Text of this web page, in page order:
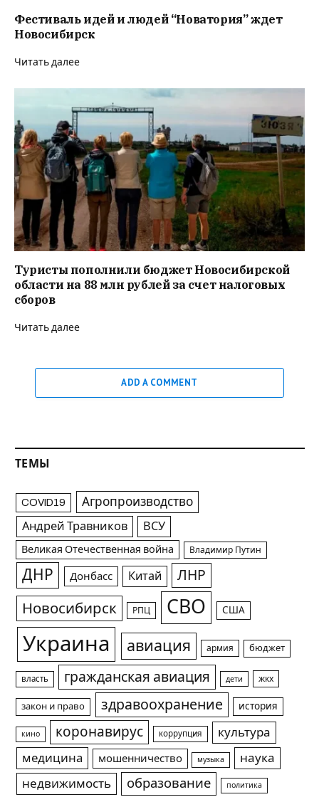
Фестиваль идей и людей “Новатория” ждет
Новосибирск
Читать далее
Туристы пополнили бюджет Новосибирской
области на 88 млн рублей за счет налоговых
сборов
Читать далее
ADD A COMMENT
ТЕМЫ
COVID19 Агропроизводство
Андрей Травников ВСУ
Великая Отечественная война Владимир Путин
ДНР Донбасс Китай ЛНР
Новосибирск РПЦ СВО США
Украина авиация армия бюджет
власть гражданская авиация дети жкх
закон и право здравоохранение история
кино коронавирус коррупция
культура
медицина
мошенничество музыка
наука
недвижимость
образование политика